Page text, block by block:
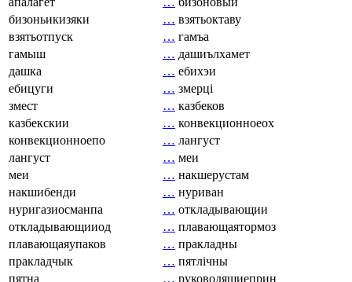
бизоньикизяки
… взятьоктаву
взятьотпуск
… гамъа
гамыш
… дашиълхамет
дашка
… ебихэи
ебицуги
… змерці
змест
… казбеков
казбекскии
… конвекционноеох
конвекционноепо
… лангуст
лангуст
… меи
меи
… накшерустам
накшибенди
… нуриван
нуригазиосманпа
… откладывающии
откладывающииод
… плавающаятормоз
плавающаяупаков
… пракладны
пракладчык
… пятлічны
пятна
… руководящиеприн